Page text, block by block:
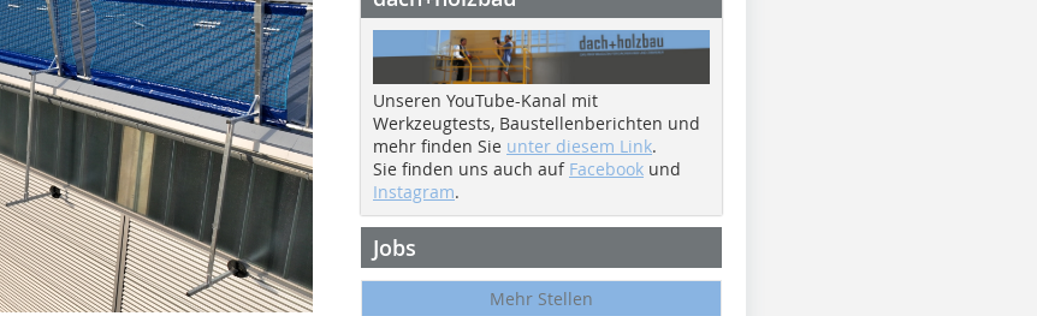
Unseren YouTube-Kanal mit
Werkzeugtests, Baustellenberichten und
mehr finden Sie unter diesem Link.
Sie finden uns auch auf Facebook und
Instagram.
Jobs
Mehr Stellen